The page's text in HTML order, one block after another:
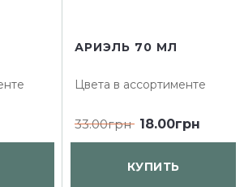
АРИЭЛЬ 70 МЛ
Цвета в ассортименте
33.00грн 18.00грн
КУПИТЬ